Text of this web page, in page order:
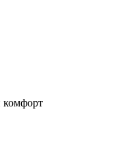
комфорт